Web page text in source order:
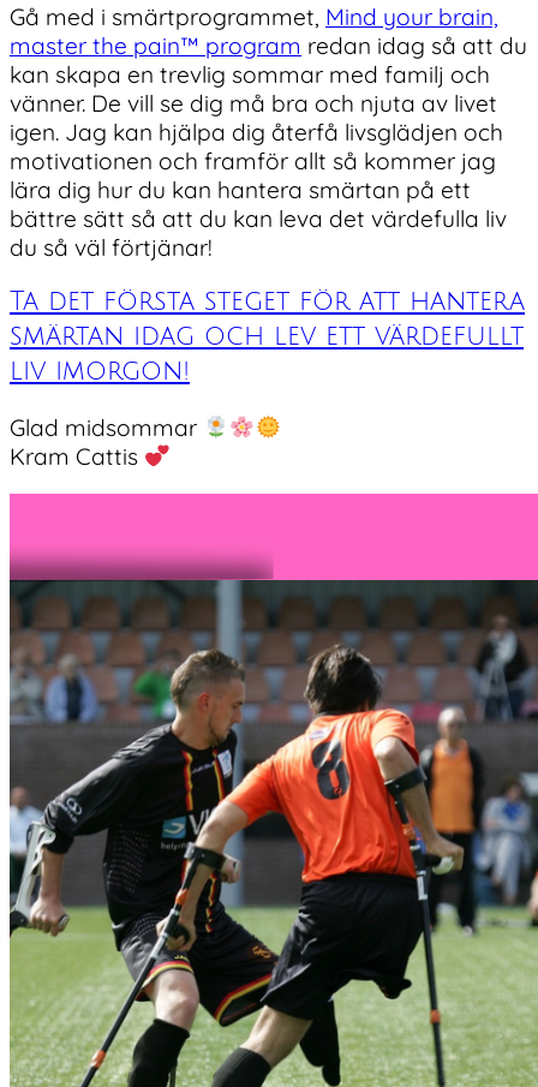
Gå med i smärtprogrammet, Mind your brain,
master the pain™ program redan idag så att du
kan skapa en trevlig sommar med familj och
vänner. De vill se dig må bra och njuta av livet
igen. Jag kan hjälpa dig återfå livsglädjen och
motivationen och framför allt så kommer jag
lära dig hur du kan hantera smärtan på ett
bättre sätt så att du kan leva det värdefulla liv
du så väl förtjänar!
Ta det första steget för att hantera
smärtan idag och lev ett värdefullt
liv imorgon!
Glad midsommar
Kram Cattis